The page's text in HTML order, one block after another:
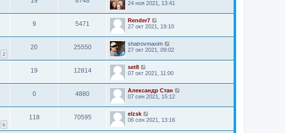
24 ноя 2021, 13:41
9 5471
Render7
27 окт 2021, 19:10
2
20 25550
shatrovmaxim
27 окт 2021, 09:02
19 12814
set8
07 окт 2021, 11:00
0 4880
Александр Стан
07 сен 2021, 15:12
6
118 70595
elzsk
06 сен 2021, 13:16